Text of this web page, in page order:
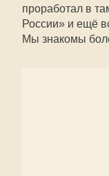
проработал в
России» и ещё
Мы знакомы